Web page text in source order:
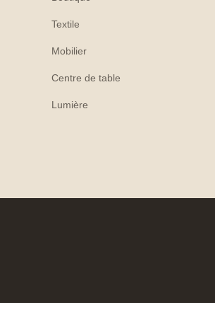
Textile
Mobilier
Centre de table
Lumière